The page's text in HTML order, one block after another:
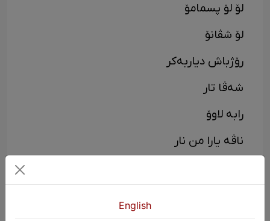
لۆ لۆ پسمامۆ
لۆ شڤانۆ
رۆژباش دیاربەکر
شەڤا تار
رابە لاوۆ
ناڤە یارا من نار
English